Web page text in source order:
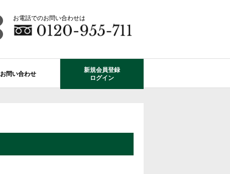
お電話でのお問い合わせは
お問い合わせ
新規会員登録
ログイン